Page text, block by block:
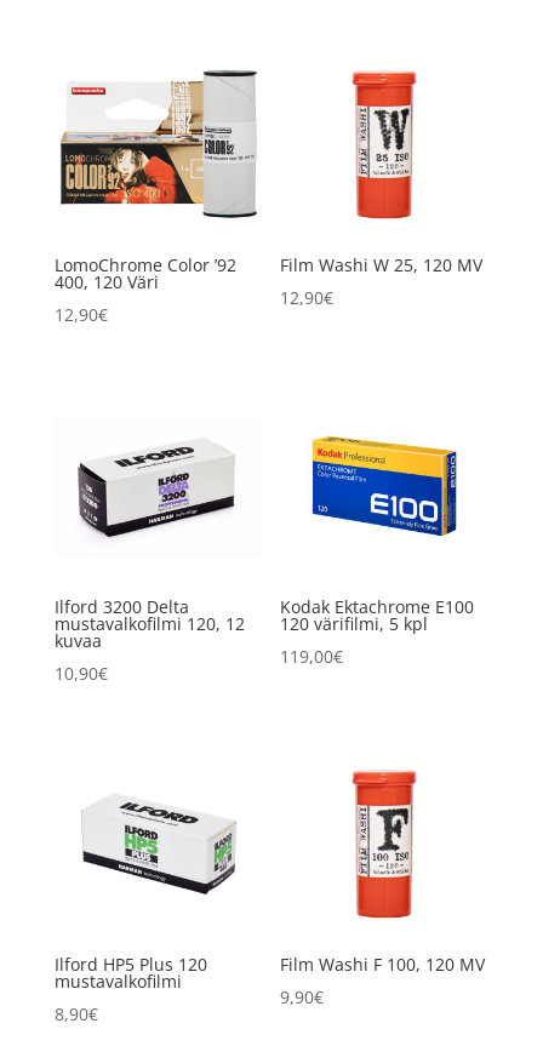
LomoChrome Color ’92
400, 120 Väri
12,90€
Film Washi W 25, 120 MV
12,90€
Ilford 3200 Delta
mustavalkofilmi 120, 12
kuvaa
10,90€
Kodak Ektachrome E100
120 värifilmi, 5 kpl
119,00€
Ilford HP5 Plus 120
mustavalkofilmi
8,90€
Film Washi F 100, 120 MV
9,90€